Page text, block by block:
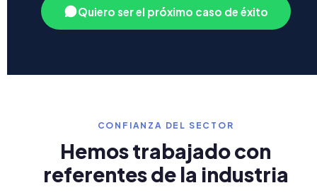
Quiero ser el próximo caso de éxito
CONFIANZA DEL SECTOR
Hemos trabajado con
referentes de la industria